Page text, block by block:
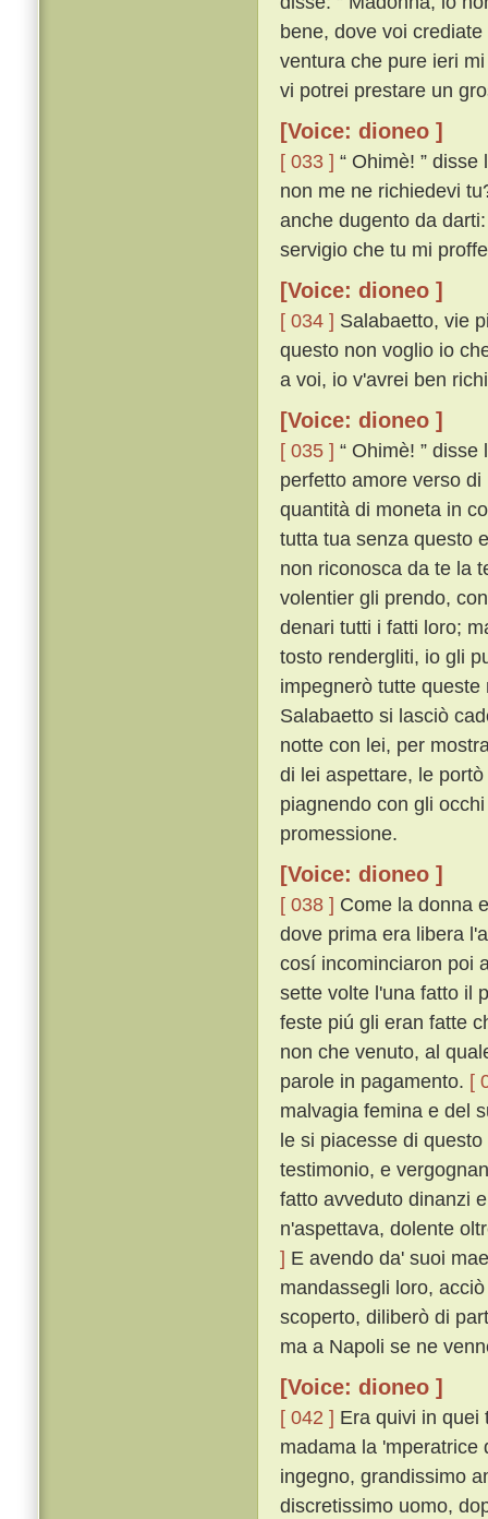
bene, dove voi
ventura che pure ieri
vi potrei prestare un
[Voice: dioneo ]
[ 033 ] “ Ohimè! ”
non me ne richiedevi
anche dugento da
servigio che tu mi
[Voice: dioneo ]
[ 034 ] Salabaetto, vie
questo non voglio io
a voi, io v'avrei ben
[Voice: dioneo ]
[ 035 ] “ Ohimè! ”
perfetto amore verso
quantità di moneta in
tutta tua senza questo
non riconosca da te la
volentier gli prendo,
denari tutti i fatti loro;
tosto rendergliti, io gli
impegnerò tutte
Salabaetto si lasciò
notte con lei, per
di lei aspettare, le
piagnendo con gli
promessione.
[Voice: dioneo ]
[ 038 ] Come la donna
dove prima era libera
cosí incominciaron poi
sette volte l'una fatto il
feste piú gli eran fatte
non che venuto, al
parole in pagamento. [
malvagia femina e del
le si piacesse di
testimonio, e
fatto avveduto dinanzi
n'aspettava, dolente
] E avendo da' suoi
mandassegli loro,
scoperto, diliberò di
ma a Napoli se ne
[Voice: dioneo ]
[ 042 ] Era quivi in quei
madama la 'mperatrice
ingegno, grandissimo
discretissimo uomo,